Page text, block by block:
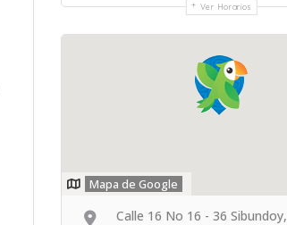
Ver Horarios
Mapa de Google
Calle 16 No 16 - 36 Sibundoy,